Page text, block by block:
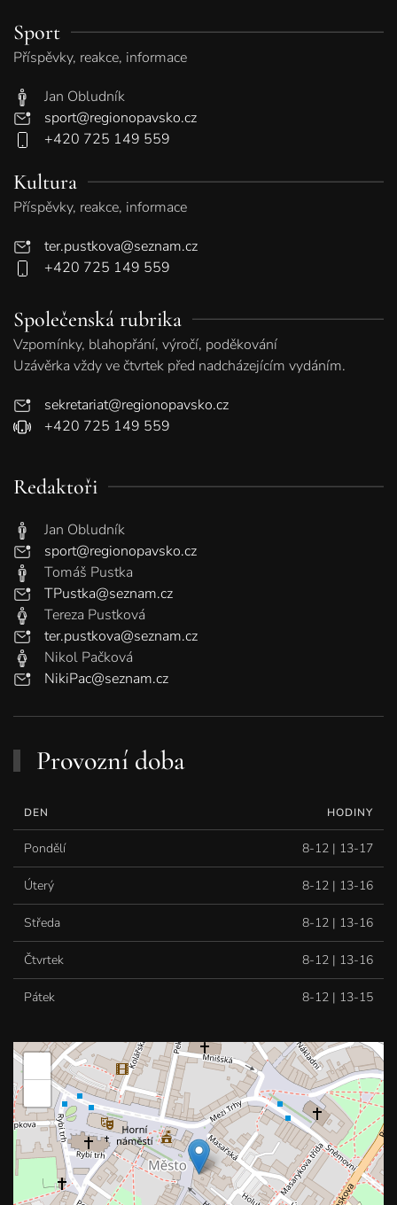
Sport
Příspěvky, reakce, informace
Jan Obludník
sport@regionopavsko.cz
+420 725 149 559
Kultura
Příspěvky, reakce, informace
ter.pustkova@seznam.cz
+420 725 149 559
Společenská rubrika
Vzpomínky, blahopřání, výročí, poděkování
Uzávěrka vždy ve čtvrtek před nadcházejícím vydáním.
sekretariat@regionopavsko.cz
+420 725 149 559
Redaktoři
Jan Obludník
sport@regionopavsko.cz
Tomáš Pustka
TPustka@seznam.cz
Tereza Pustková
ter.pustkova@seznam.cz
Nikol Pačková
NikiPac@seznam.cz
Provozní doba
DEN HODINY
Pondělí 8-12 | 13-17
Úterý 8-12 | 13-16
Středa 8-12 | 13-16
Čtvrtek 8-12 | 13-16
Pátek 8-12 | 13-15